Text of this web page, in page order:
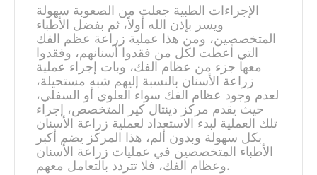
الإجراءات الطبية جعلت من الصعوبة سهولة
ويسر بإذن الله أولاً، ثم بفضل الأطباء
المتخصصين، ومن هذا عملية زراعة عظم الفك
التي أعطت لكل من فقدوا أسنانهم، وفقدوا
معها جزء من عظام الفك، وبات إجراء عملية
زراعة الأسنان بالنسبة إليهم شبه مستحيلة،
لعدم وجود عظام الفك سواء العلوي أو السفلي،
حيث يقدم مركز دينتال كير المتخصص، إجراء
تلك العملية لبدء الاستعداد لعملية زراعة الأسنان
بكل سهولة وبدون ألم، هذا المركز يضم أكبر
الأطباء المتخصصين في عمليات زراعة الأسنان
وعظام الفك، فلا تتردد بالتعامل معهم.